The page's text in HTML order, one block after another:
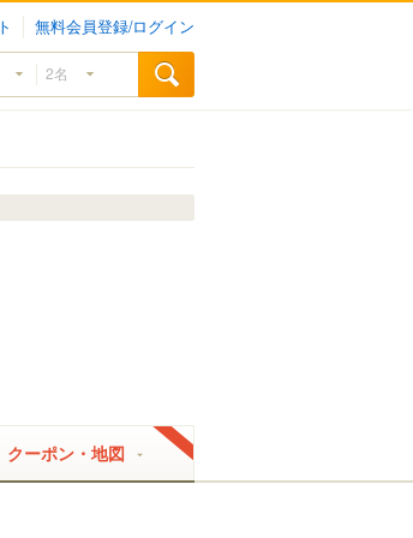
無料会員登録/ログイン
クーポン・地図